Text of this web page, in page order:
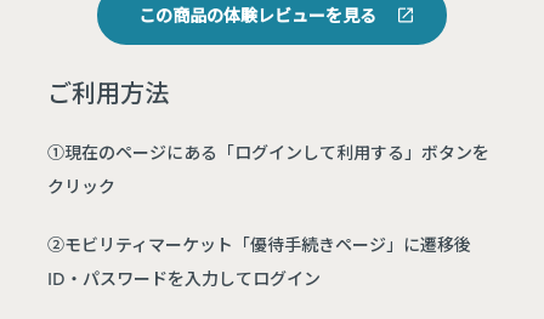
この商品の体験レビューを見る
ご利用方法
①現在のページにある「ログインして利用する」ボタンを
クリック
②モビリティマーケット「優待手続きページ」に遷移後
ID・パスワードを入力してログイン